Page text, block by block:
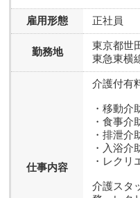
雇用形態 正社員
勤務地
東京都世
東急東横
仕事内容
介護付有
・移動介
・食事介
・排泄介
・入浴介
・レク
介護スタ